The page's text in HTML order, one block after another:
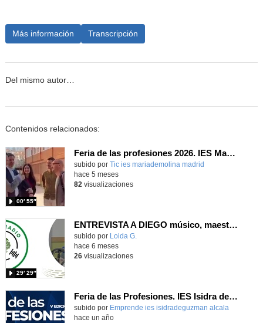
Más información Transcripción
Del mismo autor…
Contenidos relacionados:
Feria de las profesiones 2026. IES María de Molina
subido por Tic ies mariademolina madrid
00′ 55″
hace 5 meses
82 visualizaciones
ENTREVISTA A DIEGO músico, maestro y guardia civil
Contenido educativo.
subido por Loida G.
29′ 29″
hace 6 meses
26visualizaciones
Feria de las Profesiones. IES Isidra de Guzmán
Contenido educativo.
subido por Emprende ies isidradeguzman alcala
hace un año